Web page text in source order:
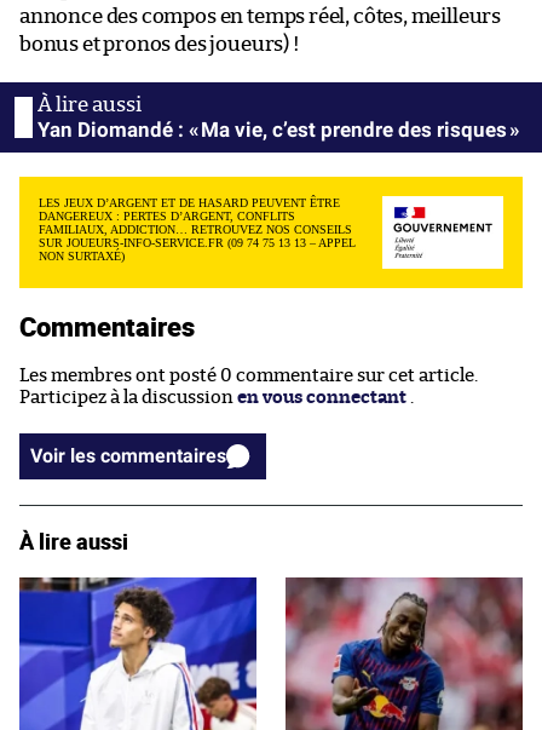
annonce des compos en temps réel, côtes, meilleurs
bonus et pronos des joueurs) !
Yan Diomandé : « Ma vie, c’est prendre des risques »
LES JEUX D’ARGENT ET DE HASARD PEUVENT ÊTRE
DANGEREUX : PERTES D’ARGENT, CONFLITS
FAMILIAUX, ADDICTION… RETROUVEZ NOS CONSEILS
SUR JOUEURS-INFO-SERVICE.FR (09 74 75 13 13 – APPEL
NON SURTAXÉ)
Commentaires
Les membres ont posté 0 commentaire sur cet article.
Participez à la discussion en vous connectant
Voir les commentaires
À lire aussi